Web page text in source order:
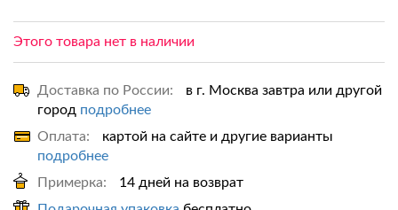
Этого товара нет в наличии
Доставка по России:
в г. Москва завтра или другой
город подробнее
Оплата:
картой на сайте и другие варианты
подробнее
Примерка:
14 дней на возврат